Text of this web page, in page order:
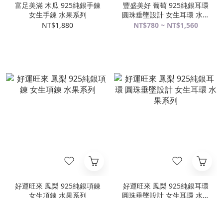
富足美滿 木瓜 925純銀手鍊
女生手鍊 水果系列
NT$1,880
豐盛美好 葡萄 925純銀耳環
圓珠垂墜設計 女生耳環 水果
系列
NT$780 ~ NT$1,560
好運旺來 鳳梨 925純銀項鍊
女生項鍊 水果系列
好運旺來 鳳梨 925純銀耳環
圓珠垂墜設計 女生耳環 水果